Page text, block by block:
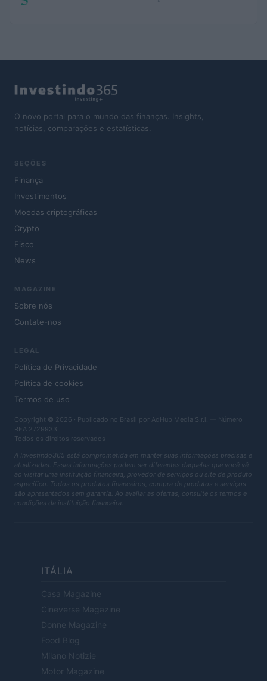
O novo portal para o mundo das finanças. Insights,
notícias, comparações e estatísticas.
SEÇÕES
Finança
Investimentos
Moedas criptográficas
Crypto
Fisco
News
MAGAZINE
Sobre nós
Contate-nos
LEGAL
Política de Privacidade
Política de cookies
Termos de uso
Copyright © 2026 · Publicado no Brasil por AdHub Media S.r.l. — Número
REA 2729933
Todos os direitos reservados
A Investindo365 está comprometida em manter suas informações precisas e
atualizadas. Essas informações podem ser diferentes daquelas que você vê
ao visitar uma instituição financeira, provedor de serviços ou site de produto
específico. Todos os produtos financeiros, compra de produtos e serviços
são apresentados sem garantia. Ao avaliar as ofertas, consulte os termos e
condições da instituição financeira.
ITÁLIA
Casa Magazine
Cineverse Magazine
Donne Magazine
Food Blog
Milano Notizie
Motor Magazine